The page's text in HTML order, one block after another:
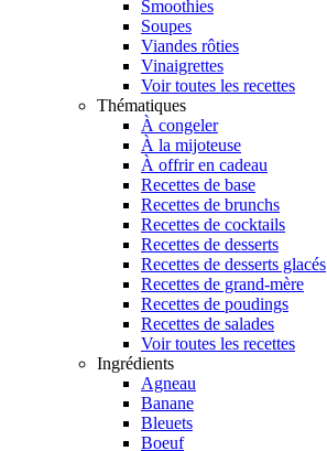
Smoothies
Soupes
Viandes rôties
Vinaigrettes
Voir toutes les recettes
Thématiques
À congeler
À la mijoteuse
À offrir en cadeau
Recettes de base
Recettes de brunchs
Recettes de cocktails
Recettes de desserts
Recettes de desserts glacés
Recettes de grand-mère
Recettes de poudings
Recettes de salades
Voir toutes les recettes
Ingrédients
Agneau
Banane
Bleuets
Boeuf